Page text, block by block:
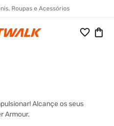
Roupas e Acessórios
Alcançe os seus
Armour.